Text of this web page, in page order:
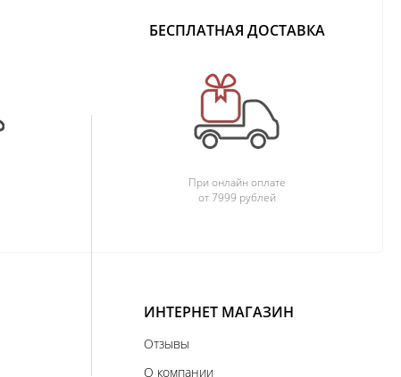
БЕСПЛАТНАЯ ДОСТАВКА
При онлайн оплате
от 7999 рублей
ИНТЕРНЕТ МАГАЗИН
Отзывы
О компании